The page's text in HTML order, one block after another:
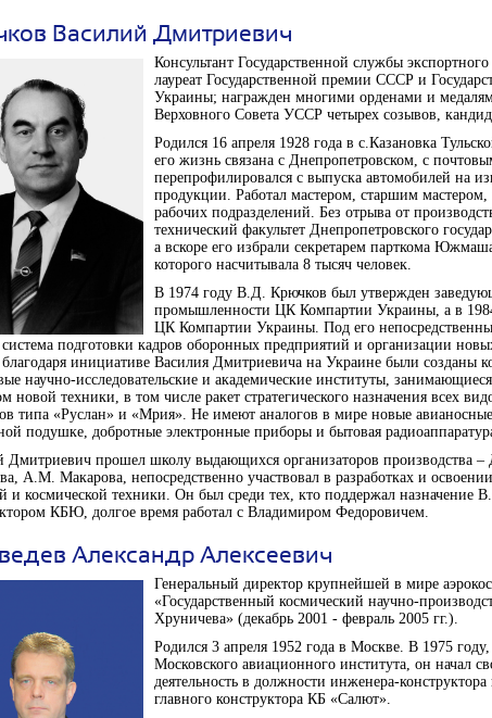
Василий Дмитриевич
Консультант Государственной службы
лауреат Государственной премии СССР и
Украины; награжден многими орденами и
Верховного Совета УССР четырех созывов,
Родился 16 апреля 1928 года в с.Казановка
его жизнь связана с Днепропетровском, с
перепрофилировался с выпуска автомобилей на
продукции. Работал мастером, старшим мастером,
рабочих подразделений. Без отрыва от
технический факультет Днепропетровского
а вскоре его избрали секретарем парткома
которого насчитывала 8 тысяч человек.
В 1974 году В.Д. Крючков был утвержден
промышленности ЦК Компартии Украины, а в 1984
ЦК Компартии Украины. Под его
система подготовки кадров оборонных предприятий и организации
инициативе Василия Дмитриевича на Украине были созданы
научно-исследовательские и академические институты,
новой техники, в том числе ракет стратегического назначения всех
типа «Руслан» и «Мрия». Не имеют аналогов в мире новые
подушке, добротные электронные приборы и бытовая
Дмитриевич прошел школу выдающихся организаторов производства
А.М. Макарова, непосредственно участвовал в разработках и
и космической техники. Он был среди тех, кто поддержал назначение
КБЮ, долгое время работал с Владимиром Федоровичем.
Александр Алексеевич
Генеральный директор крупнейшей в мире
«Государственный космический научно-
Хруничева» (декабрь 2001 - февраль 2005 гг.).
Родился 3 апреля 1952 года в Москве. В 1975
Московского авиационного института, он начал
деятельность в должности инженера-
главного конструктора КБ «Салют».